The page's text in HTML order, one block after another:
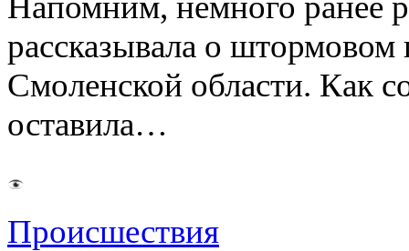
рассказывала о
Смоленской области. Как
оставила…
Происшествия